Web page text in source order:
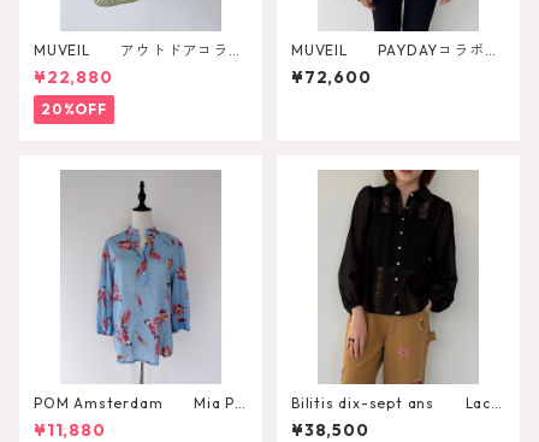
MUVEIL アウトドアコラボ
ショルダーバッグ
¥22,880
20%OFF
MUVEIL PAYDAYコラボジ
ャケット MA262FJK701
¥72,600
POM Amsterdam Mia Pa
rrots Blouse
¥11,880
Bilitis dix-sept ans Lace
+Tuck Blouse 2911-959
¥38,500